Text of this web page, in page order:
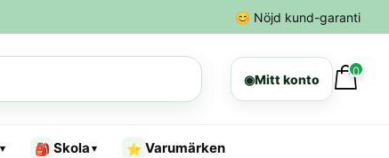
😊 Nöjd kund-garanti
◉Mitt konto
0
▾ 🎒 Skola ▾ ⭐ Varumärken